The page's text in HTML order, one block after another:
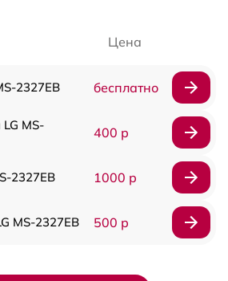
Цена
2327EB бесплатно
MS-
400 р
2327EB 1000 р
MS-2327EB 500 р